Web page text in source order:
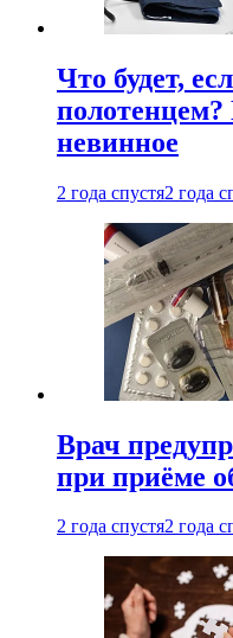
Что будет,
невинное
2 года спустя2 года
Врач
при приëме
2 года спустя2 года